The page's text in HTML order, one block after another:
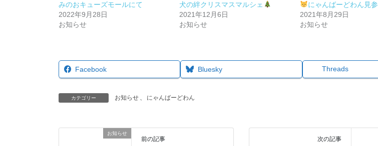
みのおキューズモールにて
2022年9月28日
お知らせ
犬の絆クリスマスマルシェ
2021年12月6日
お知らせ
にゃんばーどわん見参
2021年8月29日
お知らせ
Facebook Bluesky Threads
カテゴリー お知らせ 、 にゃんばーどわん
お知らせ
前の記事 次の記事